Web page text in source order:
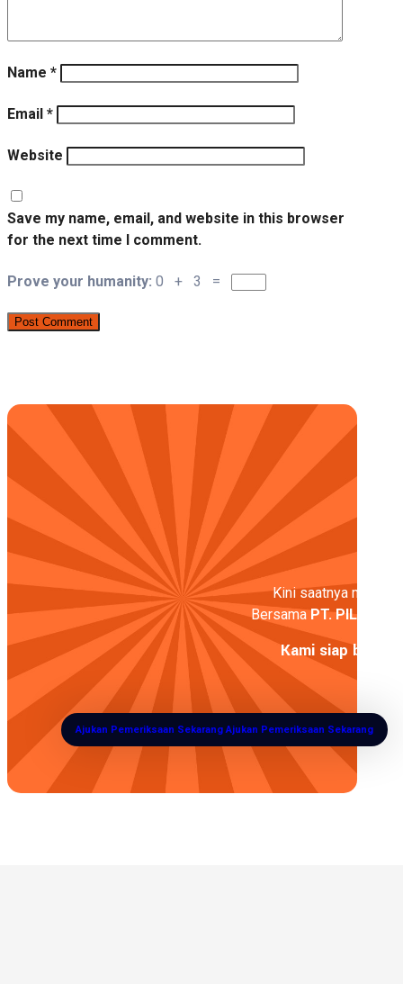
Name *
Email *
Website
Save my name, email, and website in this browser
for the next time I comment.
Prove your humanity: 0 + 3 =
Kini saatnya
BersamaPT. PILAR
Kami siap
Ajukan Pemeriksaan SekarangAjukan Pemeriksaan Sekarang